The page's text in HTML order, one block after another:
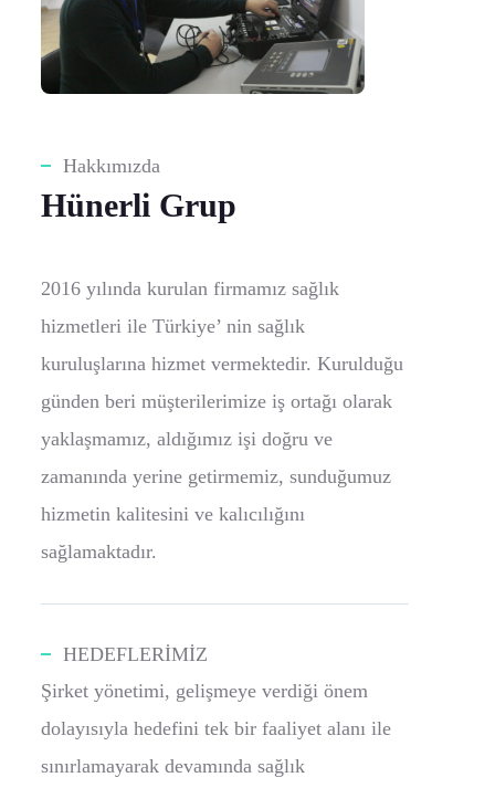
Hakkımızda
Hünerli Grup
2016 yılında kurulan firmamız sağlık
hizmetleri ile Türkiye’ nin sağlık
kuruluşlarına hizmet vermektedir. Kurulduğu
günden beri müşterilerimize iş ortağı olarak
yaklaşmamız, aldığımız işi doğru ve
zamanında yerine getirmemiz, sunduğumuz
hizmetin kalitesini ve kalıcılığını
sağlamaktadır.
HEDEFLERİMİZ
Şirket yönetimi, gelişmeye verdiği önem
dolayısıyla hedefini tek bir faaliyet alanı ile
sınırlamayarak devamında sağlık